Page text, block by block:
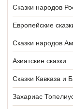
Сказки народов
Европейские
Сказки народов
Азиатские сказки
Сказки Кавказа и
Захариас